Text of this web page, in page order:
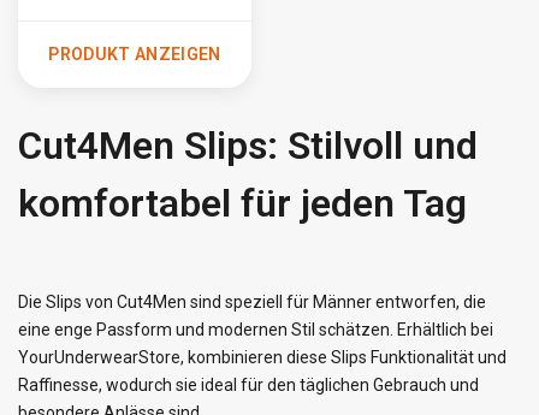
PRODUKT ANZEIGEN
Cut4Men Slips: Stilvoll und
komfortabel für jeden Tag
Die Slips von Cut4Men sind speziell für Männer entworfen, die
eine enge Passform und modernen Stil schätzen. Erhältlich bei
YourUnderwearStore, kombinieren diese Slips Funktionalität und
Raffinesse, wodurch sie ideal für den täglichen Gebrauch und